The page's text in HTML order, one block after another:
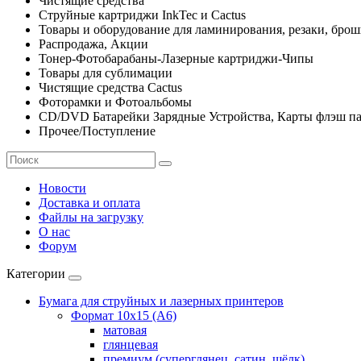
Струйные картриджи InkTec и Cactus
Товары и оборудование для ламинирования, резаки,
Распродажа, Акции
Тонер-Фотобарабаны-Лазерные картриджи-Чипы
Товары для сублимации
Чистящие средства Cactus
Фоторамки и Фотоальбомы
CD/DVD Батарейки Зарядные Устройства, Карты флэш
Прочее/Поступление
Новости
Доставка и оплата
Файлы на загрузку
О нас
Форум
Категории
Бумага для струйных и лазерных принтеров
Формат 10х15 (A6)
матовая
глянцевая